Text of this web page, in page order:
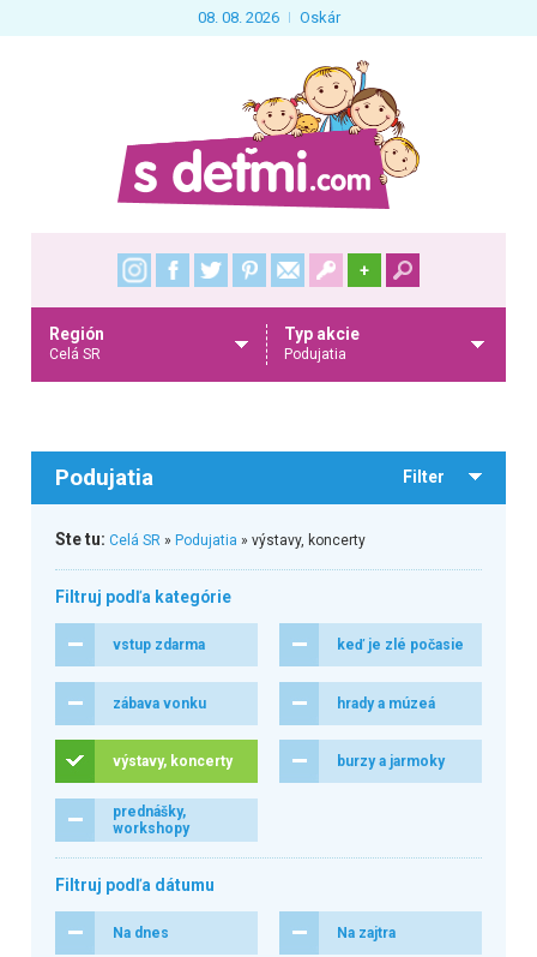
08. 08. 2026 Oskár
+
Región
Celá SR
Typ akcie
Podujatia
Podujatia Filter
Ste tu: Celá SR» Podujatia » výstavy, koncerty
Filtruj podľa kategórie
vstup zdarma keď je zlé počasie
zábava vonku hrady a múzeá
výstavy, koncerty burzy a jarmoky
prednášky,
workshopy
Filtruj podľa dátumu
Na dnes Na zajtra